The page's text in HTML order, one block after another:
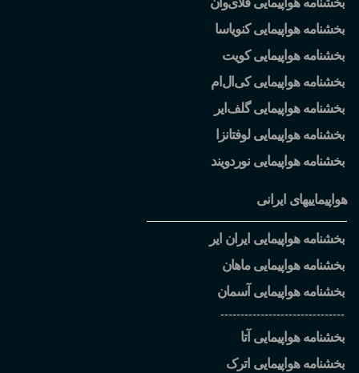
بخشنامه هواپیمایی فلایوان
بخشنامه هواپیمایی کنویاسا
بخشنامه هواپیمایی کویت
بخشنامه هواپیمایی کی ال ام
بخشنامه هواپیمایی گلف ایر
بخشنامه هواپیمایی لوفتانزا
بخشنامه هواپیمایی نوردویند
هواپیماییهای ایرانی
بخشنامه هواپیمایی ایران ایر
بخشنامه هواپیمایی ماهان
بخشنامه هواپیمایی آسمان
-------------------------------
بخشنامه هواپیمایی آتا
بخشنامه هواپیمایی اترک